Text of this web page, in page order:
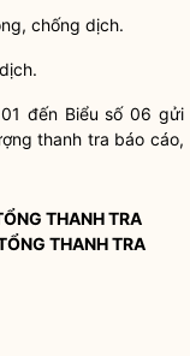
chống dịch.
đến Biểu số 06 gửi
thanh tra báo cáo,
THANH TRA
THANH TRA